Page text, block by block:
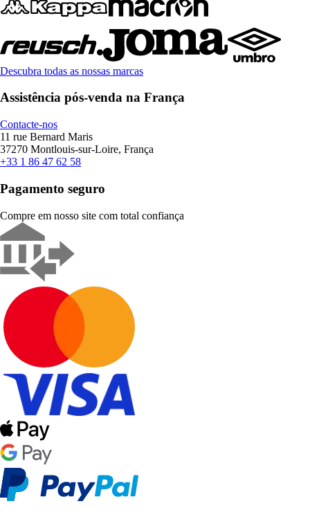
Descubra todas as nossas marcas
Assistência pós-venda na França
Contacte-nos
11 rue Bernard Maris
37270 Montlouis-sur-Loire, França
+33 1 86 47 62 58
Pagamento seguro
Compre em nosso site com total confiança